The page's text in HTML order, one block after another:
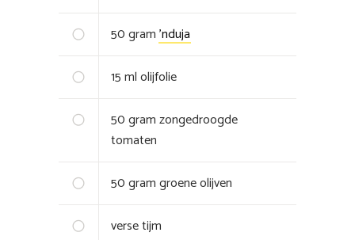
50gram'nduja
15mlolijfolie
50gramzongedroogde
tomaten
50gramgroene olijven
verse tijm